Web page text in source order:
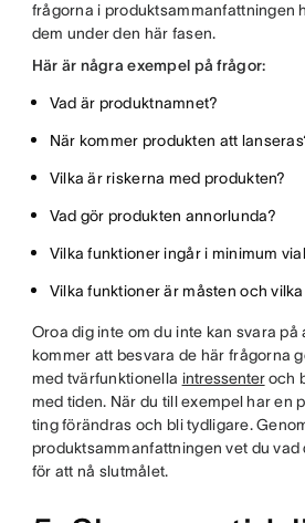
frågorna i produktsammanfattningen
dem under den här fasen.
Här är några exempel på frågor:
Vad är produktnamnet?
När kommer produkten att
Vilka är riskerna med produkten?
Vad gör produkten annorlunda?
Vilka funktioner ingår i minimum
Vilka funktioner är måsten och
Oroa dig inte om du inte kan svara på
kommer att besvara de här frågorna
med tvärfunktionella intressenteroch
med tiden. När du till exempel har en
ting förändras och bli tydligare.
produktsammanfattningen vet du vad
för att nå slutmålet.